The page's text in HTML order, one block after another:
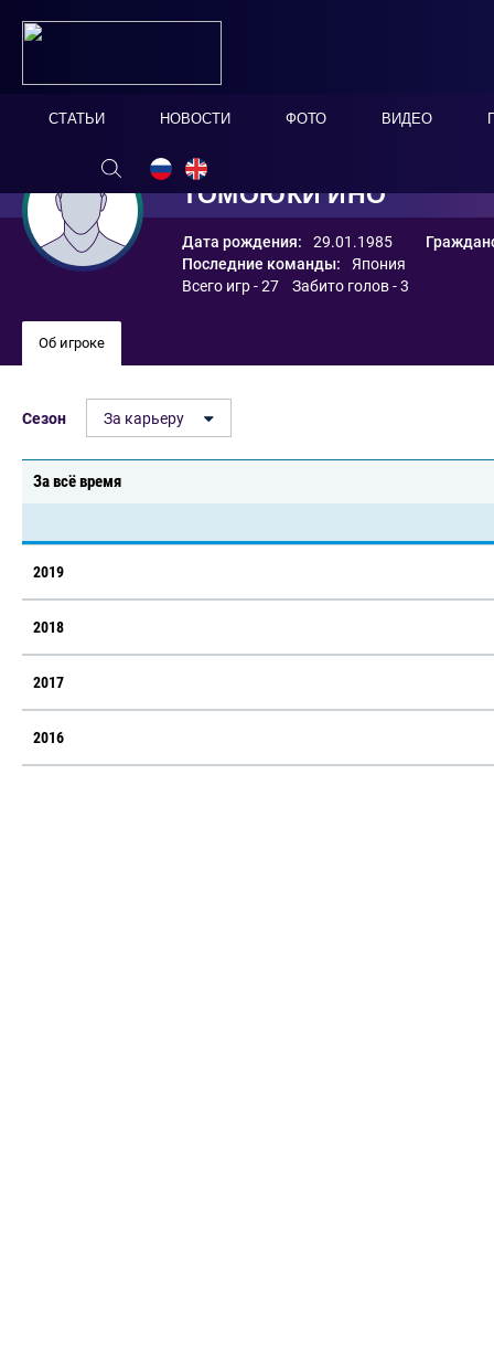
СТАТЬИ НОВОСТИ ФОТО ВИДЕО
ТОМОЮКИ ИНО
Дата рождения: 29.01.1985
Последние команды:
Япония
Всего игр - 27 Забито голов - 3
Об игроке
Сезон За карьеру
За всё время
2019
2018
2017
2016